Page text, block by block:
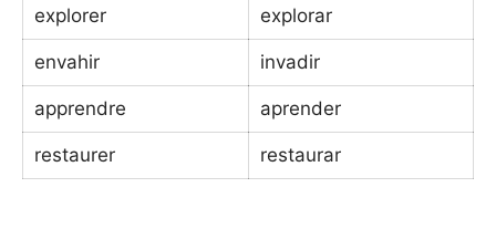
explorer explorar
envahir invadir
apprendre aprender
restaurer restaurar